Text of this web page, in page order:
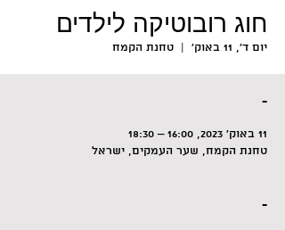
חוג רובוטיקה לילדים
יום ד׳, 11 באוק׳
  |
טחנת הקמח
-
11 באוק׳ 2023, 16:00 – 18:30
טחנת הקמח, שער העמקים, ישראל
-